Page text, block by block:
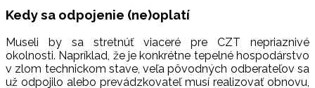
Kedy sa odpojenie (ne)oplatí
Museli by sa stretnúť viaceré pre CZT nepriaznivé
okolnosti. Napríklad, že je konkrétne tepelné hospodárstvo
v zlom technickom stave, veľa pôvodných odberateľov sa
už odpojilo alebo prevádzkovateľ musí realizovať obnovu,